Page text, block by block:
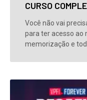
CURSO
Você não vai
para ter acesso ao
memorização e